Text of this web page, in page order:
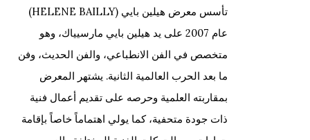
تأسس معرض هيلين بايي (HELENE BAILLY)
عام 2007 على يد هيلين بايي مارسيياك، وهو
متخصص في الفن الانطباعي، والفن الحديث، وفن
ما بعد الحرب العالمية الثانية. يشتهر المعرض
بمقاربته العلمية وحرصه على تقديم أعمال فنية
ذات جودة متحفية، كما يولي اهتماماً خاصاً بإقامة
any time by clicking the link in our emails.